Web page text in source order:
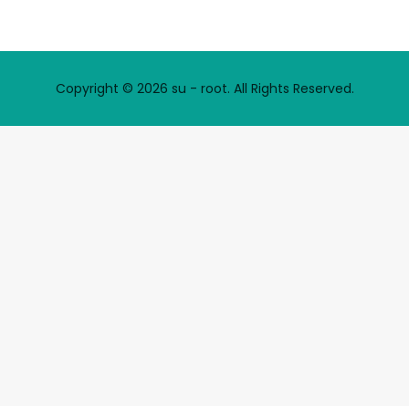
Copyright © 2026 su - root. All Rights Reserved.